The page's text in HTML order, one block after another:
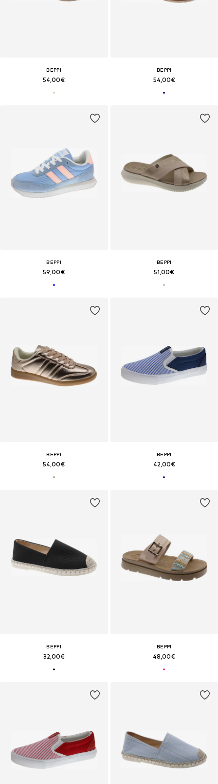
BEPPI
54,00€
BEPPI
54,00€
BEPPI
59,00€
BEPPI
51,00€
BEPPI
54,00€
BEPPI
42,00€
BEPPI
32,00€
BEPPI
48,00€